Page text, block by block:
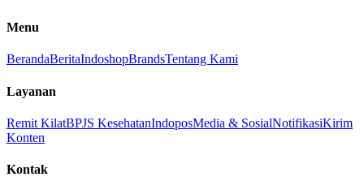
Menu
BerandaBeritaIndoshopBrandsTentang Kami
Layanan
Remit KilatBPJS KesehatanIndoposMedia & SosialNotifikasiKirim
Konten
Kontak